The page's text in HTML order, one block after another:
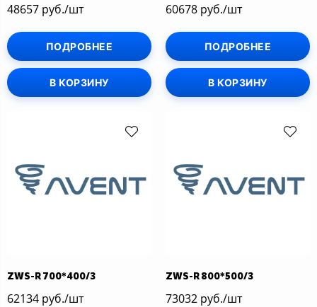
48657 руб./шт
ПОДРОБНЕЕ
В КОРЗИНУ
60678 руб./шт
ПОДРОБНЕЕ
В КОРЗИНУ
ZWS-R 700*400/3
62134 руб./шт
ZWS-R 800*500/3
73032 руб./шт